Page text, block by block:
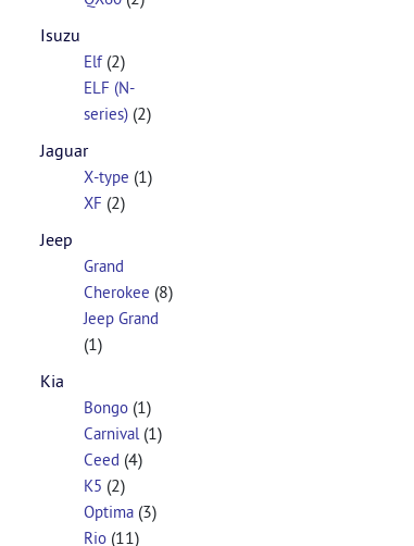
Isuzu
Elf(2)
ELF (N-
series)(2)
Jaguar
X-type (1)
XF (2)
Jeep
Grand
Cherokee (8)
Jeep Grand
(1)
Kia
Bongo(1)
Carnival(1)
Ceed (4)
K5 (2)
Optima(3)
Rio(11)